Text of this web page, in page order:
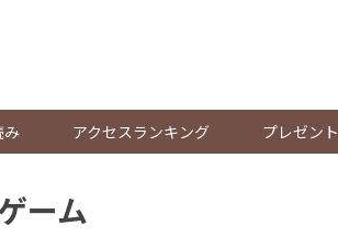
み アクセスランキング プレゼント
ーム